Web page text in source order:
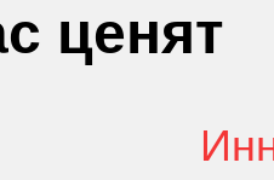
ценят